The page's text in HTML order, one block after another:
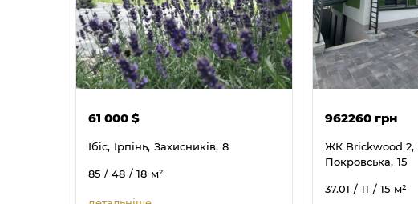
61 000 $
Ібіс, Ірпінь, Захисників, 8
85 / 48 / 18 м²
962260 грн
ЖК Brickwood 2,
Покровська, 15
37.01 / 11 / 15 м²